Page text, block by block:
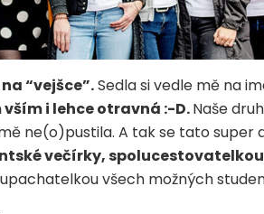
“vejšce”.Sedla si vedle mě na
i lehce otravná :-D.Naše
ne(o)pustila. A tak se tato super
večírky, spolucestovatelkou
všech možných